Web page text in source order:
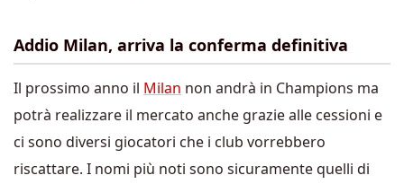
Addio Milan, arriva la conferma definitiva
Il prossimo anno il Milan non andrà in Champions ma
potrà realizzare il mercato anche grazie alle cessioni e
ci sono diversi giocatori che i club vorrebbero
riscattare. I nomi più noti sono sicuramente quelli di